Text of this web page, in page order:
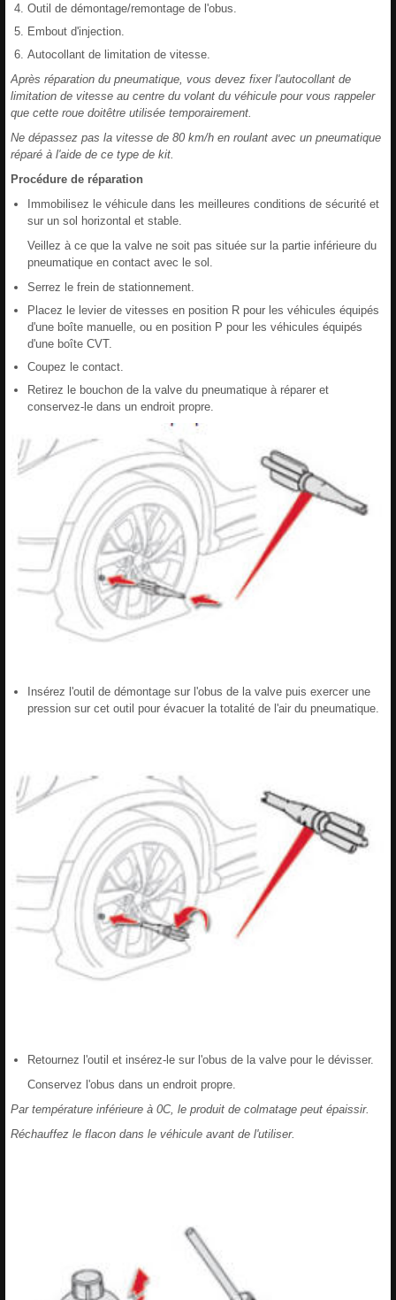
Outil de démontage/remontage de l'obus.
Embout d'injection.
Autocollant de limitation de vitesse.
Après réparation du pneumatique, vous devez fixer l'autocollant de
limitation de vitesse au centre du volant du véhicule pour vous rappeler
que cette roue doitêtre utilisée temporairement.
Ne dépassez pas la vitesse de 80 km/h en roulant avec un pneumatique
réparé à l'aide de ce type de kit.
Procédure de réparation
Immobilisez le véhicule dans les meilleures conditions de sécurité et
sur un sol horizontal et stable.
Veillez à ce que la valve ne soit pas située sur la partie inférieure du
pneumatique en contact avec le sol.
Serrez le frein de stationnement.
Placez le levier de vitesses en position R pour les véhicules équipés
d'une boîte manuelle, ou en position P pour les véhicules équipés
d'une boîte CVT.
Coupez le contact.
Retirez le bouchon de la valve du pneumatique à réparer et
conservez-le dans un endroit propre.
Insérez l'outil de démontage sur l'obus de la valve puis exercer une
pression sur cet outil pour évacuer la totalité de l'air du pneumatique.
Retournez l'outil et insérez-le sur l'obus de la valve pour le dévisser.
Conservez l'obus dans un endroit propre.
Par température inférieure à 0C, le produit de colmatage peut épaissir.
Réchauffez le flacon dans le véhicule avant de l'utiliser.